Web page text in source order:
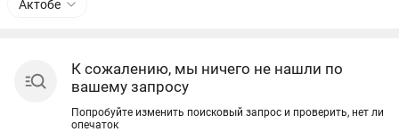
Актобе
К сожалению, мы ничего не нашли по
вашему запросу
Попробуйте изменить поисковый запрос и проверить, нет ли
опечаток